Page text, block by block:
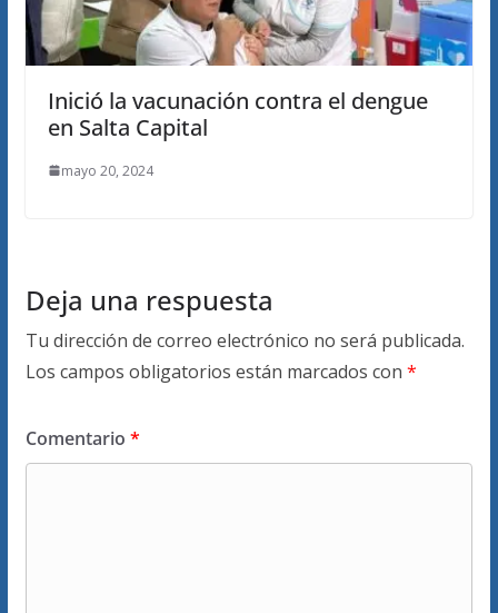
Inició la vacunación contra el dengue
en Salta Capital
mayo 20, 2024
Deja una respuesta
Tu dirección de correo electrónico no será publicada.
Los campos obligatorios están marcados con *
Comentario *